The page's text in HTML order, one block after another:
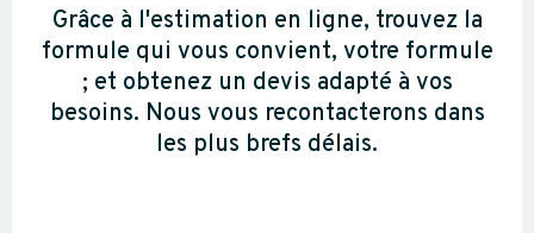
Grâce à l'estimation en ligne, trouvez la
formule qui vous convient, votre formule
; et obtenez un devis adapté à vos
besoins. Nous vous recontacterons dans
les plus brefs délais.